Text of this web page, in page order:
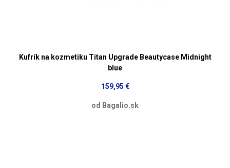
Kufrík na kozmetiku Titan Upgrade Beautycase Midnight
blue
159,95 €
od Bagalio.sk